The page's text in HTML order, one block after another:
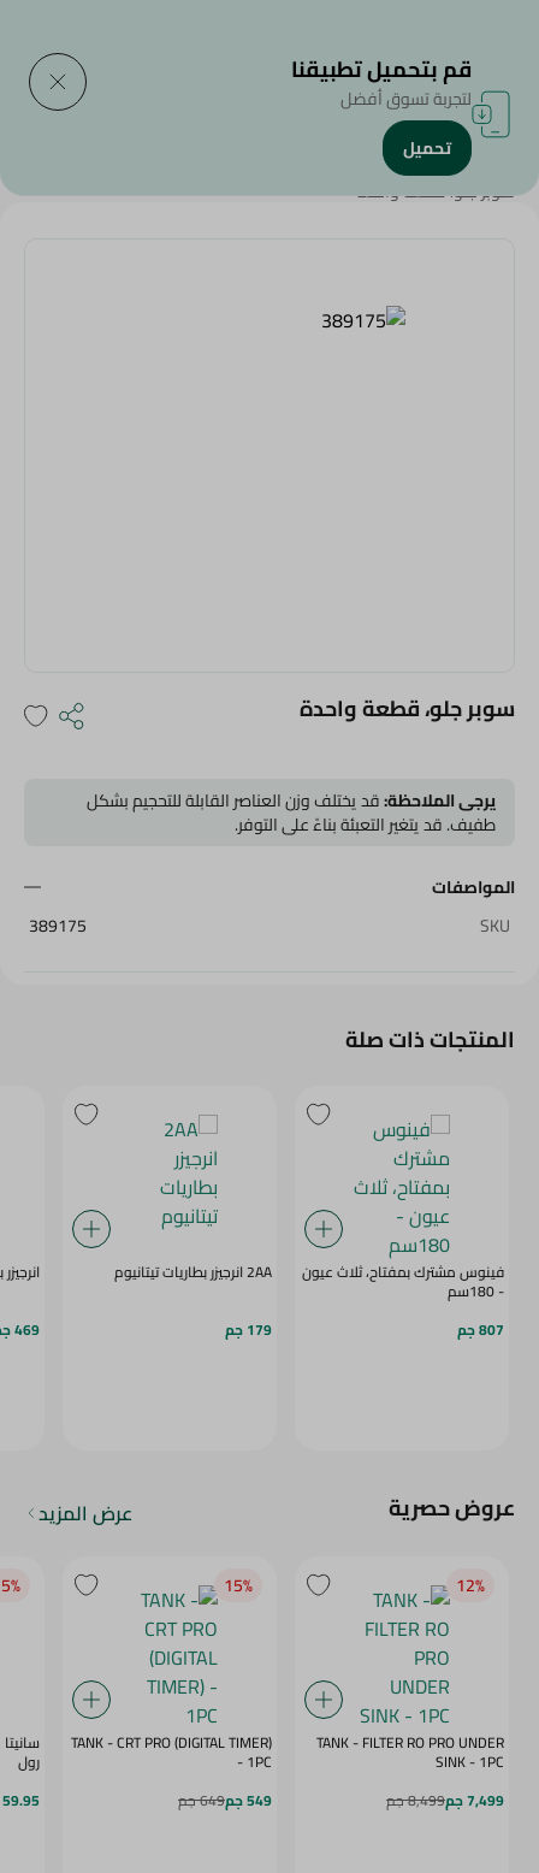
الرئيسية/المنزل والحديقة
سوبر جلو، قطعة واحدة
سوبر جلو، قطعة واحدة
يرجى الملاحظة:قد يختلف وزن العناصر القابلة للتحجيم بشكل
طفيف. قد يتغير التعبئة بناءً على التوفر.
المواصفات
SKU
389175
المنتجات ذات صلة
فينوس مشترك بمفتاح، ثلاث عيون
- 180سم
807 جم
2AA انرجيزر بطاريات تيتانيوم
179 جم 469 جم
عروض حصرية عرض المزيد
12‎%‎
TANK - FILTER RO PRO UNDER
SINK - 1PC
7,499 جم
8,499 جم
15‎%‎
TANK - CRT PRO (DIGITAL TIMER)
- 1PC
549 جم
649 جم
رول
59.95 جم
قم بتحميل تطبيقنا
لتجربة تسوق أفضل
تحميل